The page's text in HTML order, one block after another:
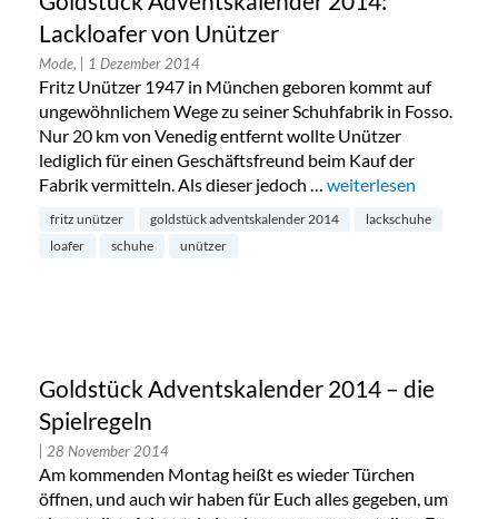
Lackloafer von Unützer
Mode, | 1 Dezember 2014
Fritz Unützer 1947 in München geboren kommt auf
ungewöhnlichem Wege zu seiner Schuhfabrik in Fosso.
Nur 20 km von Venedig entfernt wollte Unützer
lediglich für einen Geschäftsfreund beim Kauf der
Fabrik vermitteln. Als dieser jedoch … „Goldstück
weiterlesen
fritz unützer goldstück adventskalender 2014
lackschuhe
loafer
schuhe unützer
Goldstück Adventskalender 2014 – die
Spielregeln
| 28 November 2014
Am kommenden Montag heißt es wieder Türchen
öffnen, und auch wir haben für Euch alles gegeben, um